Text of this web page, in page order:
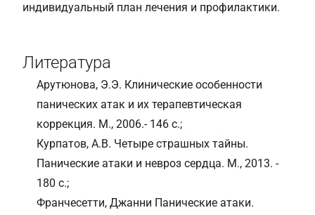
индивидуальный план лечения и профилактики.
Литература
Арутюнова, Э.Э. Клинические особенности
панических атак и их терапевтическая
коррекция. М., 2006.- 146 с.;
Курпатов, А.В. Четыре страшных тайны.
Панические атаки и невроз сердца. М., 2013. -
180 с.;
Франчесетти, Джанни Панические атаки.